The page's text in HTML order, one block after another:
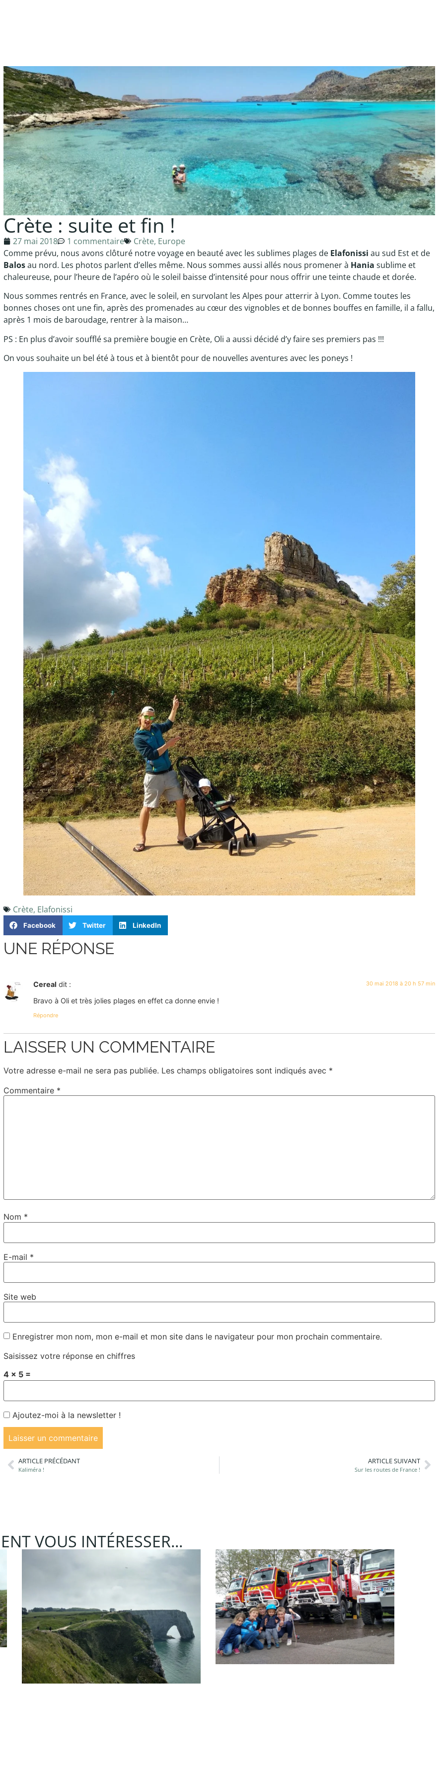
Crète : suite et fin !
27 mai 2018 1 commentaire Crète, Europe
Comme prévu, nous avons clôturé notre voyage en beauté avec les sublimes plages de Elafonissi au sud Est et de
Balosau nord. Les photos parlent d’elles même. Nous sommes aussi allés nous promener à Hania sublime et
chaleureuse, pour l’heure de l’apéro où le soleil baisse d’intensité pour nous offrir une teinte chaude et dorée.
Nous sommes rentrés en France, avec le soleil, en survolant les Alpes pour atterrir à Lyon. Comme toutes les
bonnes choses ont une fin, après des promenades au cœur des vignobles et de bonnes bouffes en famille, il a fallu,
après 1 mois de baroudage, rentrer à la maison…
PS : En plus d’avoir soufflé sa première bougie en Crète, Oli a aussi décidé d’y faire ses premiers pas !!!
On vous souhaite un bel été à tous et à bientôt pour de nouvelles aventures avec les poneys !
Crète, Elafonissi
Facebook Twitter LinkedIn
UNE RÉPONSE
Cereal dit : 30 mai 2018 à 20 h 57 min
Bravo à Oli et très jolies plages en effet ca donne envie !
Répondre
LAISSER UN COMMENTAIRE
Votre adresse e-mail ne sera pas publiée. Les champs obligatoires sont indiqués avec *
Commentaire *
Nom *
E-mail *
Site web
Enregistrer mon nom, mon e-mail et mon site dans le navigateur pour mon prochain commentaire.
Saisissez votre réponse en chiffres
4 × 5 =
Ajoutez-moi à la newsletter !
ARTICLE PRÉCÉDANT
Kaliméra !
ARTICLE SUIVANT
Sur les routes de France !
VOUS INTÉRESSER...